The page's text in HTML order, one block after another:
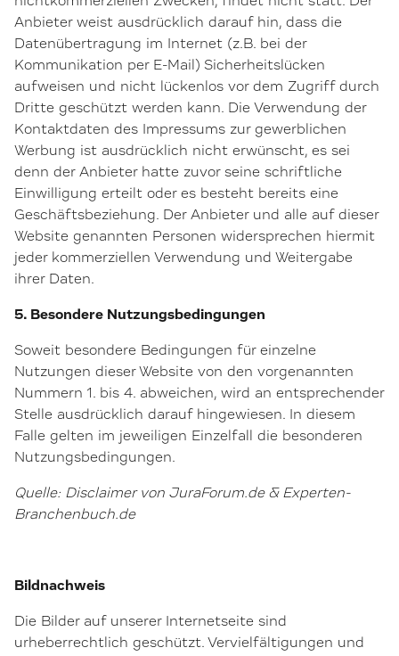
Anbieter weist ausdrücklich darauf hin, dass die
Datenübertragung im Internet (z.B. bei der
Kommunikation per E-Mail) Sicherheitslücken
aufweisen und nicht lückenlos vor dem Zugriff durch
Dritte geschützt werden kann. Die Verwendung der
Kontaktdaten des Impressums zur gewerblichen
Werbung ist ausdrücklich nicht erwünscht, es sei
denn der Anbieter hatte zuvor seine schriftliche
Einwilligung erteilt oder es besteht bereits eine
Geschäftsbeziehung. Der Anbieter und alle auf dieser
Website genannten Personen widersprechen hiermit
jeder kommerziellen Verwendung und Weitergabe
ihrer Daten.
5. Besondere Nutzungsbedingungen
Soweit besondere Bedingungen für einzelne
Nutzungen dieser Website von den vorgenannten
Nummern 1. bis 4. abweichen, wird an entsprechender
Stelle ausdrücklich darauf hingewiesen. In diesem
Falle gelten im jeweiligen Einzelfall die besonderen
Nutzungsbedingungen.
Quelle: Disclaimer von JuraForum.de & Experten-
Branchenbuch.de
Bildnachweis
Die Bilder auf unserer Internetseite sind
urheberrechtlich geschützt. Vervielfältigungen und